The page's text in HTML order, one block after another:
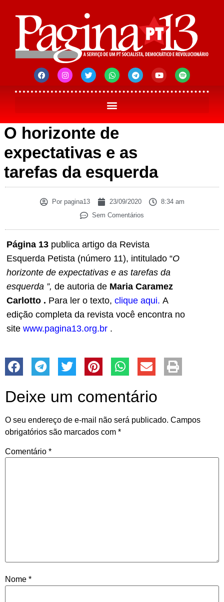
O horizonte de
expectativas e as
tarefas da esquerda
Porpagina13 23/09/2020
8:34 am
Sem Comentários
Página 13 publica artigo da Revista
Esquerda Petista (número 11), intitulado “O
horizonte de expectativas e as tarefas da
esquerda ”, de autoria de Maria Caramez
Carlotto . Para ler o texto, clique aqui. A
edição completa da revista você encontra no
site www.pagina13.org.br .
Deixe um comentário
O seu endereço de e-mail não será publicado. Campos
obrigatórios são marcados com *
Comentário *
Nome *